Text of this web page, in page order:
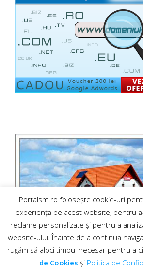
Portalsm.ro folosește cookie-uri
experiența pe acest website, pentru
reclame personalizate și pentru a
website-ului. Înainte de a continua
rugăm să aloci timpul necesar pentru a
de Cookies și Politica de